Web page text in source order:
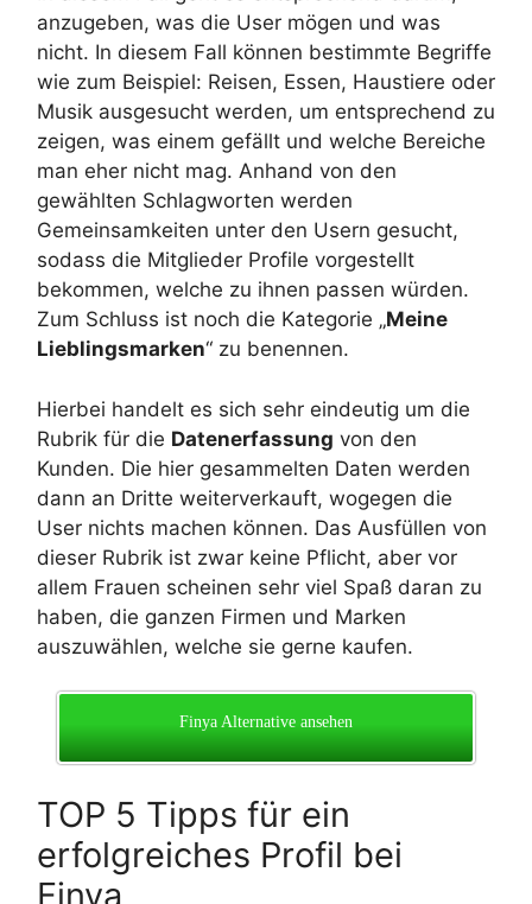
anzugeben, was die User mögen und was
nicht. In diesem Fall können bestimmte Begriffe
wie zum Beispiel: Reisen, Essen, Haustiere oder
Musik ausgesucht werden, um entsprechend zu
zeigen, was einem gefällt und welche Bereiche
man eher nicht mag. Anhand von den
gewählten Schlagworten werden
Gemeinsamkeiten unter den Usern gesucht,
sodass die Mitglieder Profile vorgestellt
bekommen, welche zu ihnen passen würden.
Zum Schluss ist noch die Kategorie „Meine
Lieblingsmarken“ zu benennen.
Hierbei handelt es sich sehr eindeutig um die
Rubrik für die Datenerfassung von den
Kunden. Die hier gesammelten Daten werden
dann an Dritte weiterverkauft, wogegen die
User nichts machen können. Das Ausfüllen von
dieser Rubrik ist zwar keine Pflicht, aber vor
allem Frauen scheinen sehr viel Spaß daran zu
haben, die ganzen Firmen und Marken
auszuwählen, welche sie gerne kaufen.
Finya Alternative ansehen
TOP 5 Tipps für ein
erfolgreiches Profil bei
Finya